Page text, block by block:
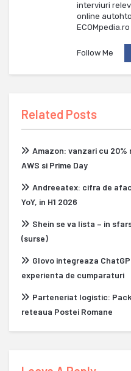
interviuri
online
Follow Me
Related Posts
Amazon: vanzari cu 20%
AWS si Prime Day
Andreeatex: cifra de
YoY, in H1 2026
Shein se va lista – in
(surse)
Glovo integreaza
experienta de cumparaturi
Parteneriat logistic:
reteaua Postei Romane